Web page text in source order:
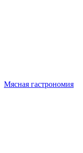
Мясная гастрономия